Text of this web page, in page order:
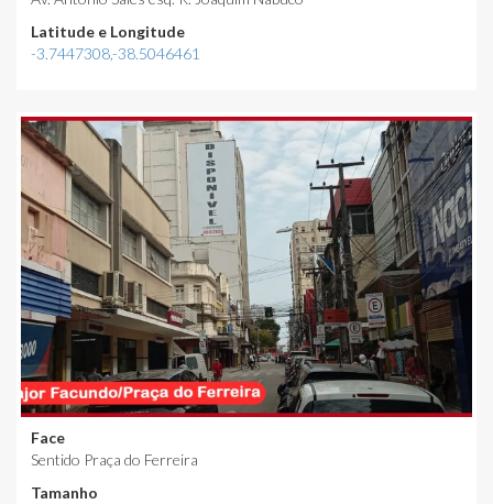
Latitude e Longitude
-3.7447308,-38.5046461
Face
Sentido Praça do Ferreira
Tamanho